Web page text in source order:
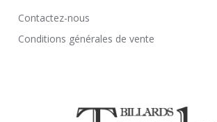
Contactez-nous
Conditions générales de vente